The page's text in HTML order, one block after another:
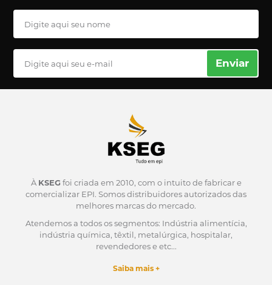
Enviar
À KSEG foi criada em 2010, com o intuito de fabricar e
comercializar EPI. Somos distribuidores autorizados das
melhores marcas do mercado.
Atendemos a todos os segmentos: Indústria alimentícia,
indústria química, têxtil, metalúrgica, hospitalar,
revendedores e etc...
Saiba mais +